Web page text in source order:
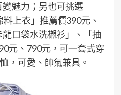
魅力；另也可挑選
料上衣」推薦價390元、
口袋水洗襯衫」、「抽
元、790元，可一套式穿
，可愛、帥氣兼具。